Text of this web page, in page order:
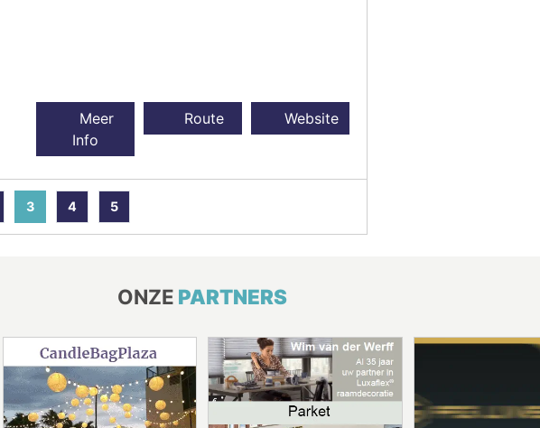
Meer
Info
Route Website
3 4 5
ONZE PARTNERS